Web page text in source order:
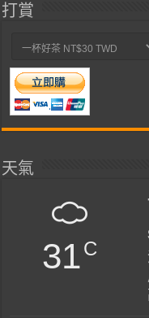
打賞
天氣
31C